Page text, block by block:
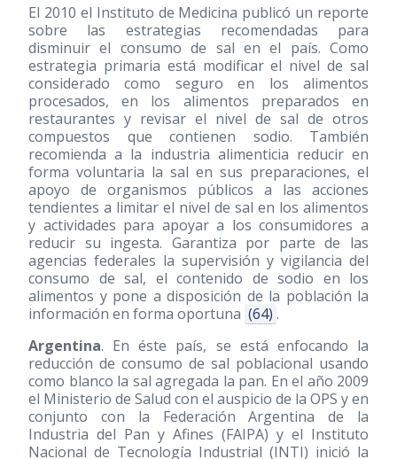
El 2010 el Instituto de Medicina publicó un reporte
sobre las estrategias recomendadas para
disminuir el consumo de sal en el país. Como
estrategia primaria está modificar el nivel de sal
considerado como seguro en los alimentos
procesados, en los alimentos preparados en
restaurantes y revisar el nivel de sal de otros
compuestos que contienen sodio. También
recomienda a la industria alimenticia reducir en
forma voluntaria la sal en sus preparaciones, el
apoyo de organismos públicos a las acciones
tendientes a limitar el nivel de sal en los alimentos
y actividades para apoyar a los consumidores a
reducir su ingesta. Garantiza por parte de las
agencias federales la supervisión y vigilancia del
consumo de sal, el contenido de sodio en los
alimentos y pone a disposición de la población la
información en forma oportuna (64) .
Argentina. En éste país, se está enfocando la
reducción de consumo de sal poblacional usando
como blanco la sal agregada la pan. En el año 2009
el Ministerio de Salud con el auspicio de la OPS y en
conjunto con la Federación Argentina de la
Industria del Pan y Afines (FAIPA) y el Instituto
Nacional de Tecnología Industrial (INTI) inició la